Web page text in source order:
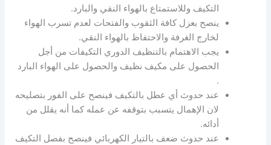
التكيف وللاستمتاع بالهواء النقي والبارد.
ينصح بعزل كافة الثقوب والفتحات لعدم تسرب الهواء
لخارج الغرفة والاحتفاظ بالهواء النقي.
يجب الاهتمام بالتنظيف الدوري التكيفات من أجل
الحصول على مكيف نظيف والحصول على الهواء البارد
.
عند حدوث أي عطل بالتكيف فينصح على الفور بتصليحه
لان الإهمال يتسبب بتوقفه عن عمله كما أنه يقلل من
أدائه.
عند حدوث ضعف بالتيار الكهربائي فينصح بفصل التكيف